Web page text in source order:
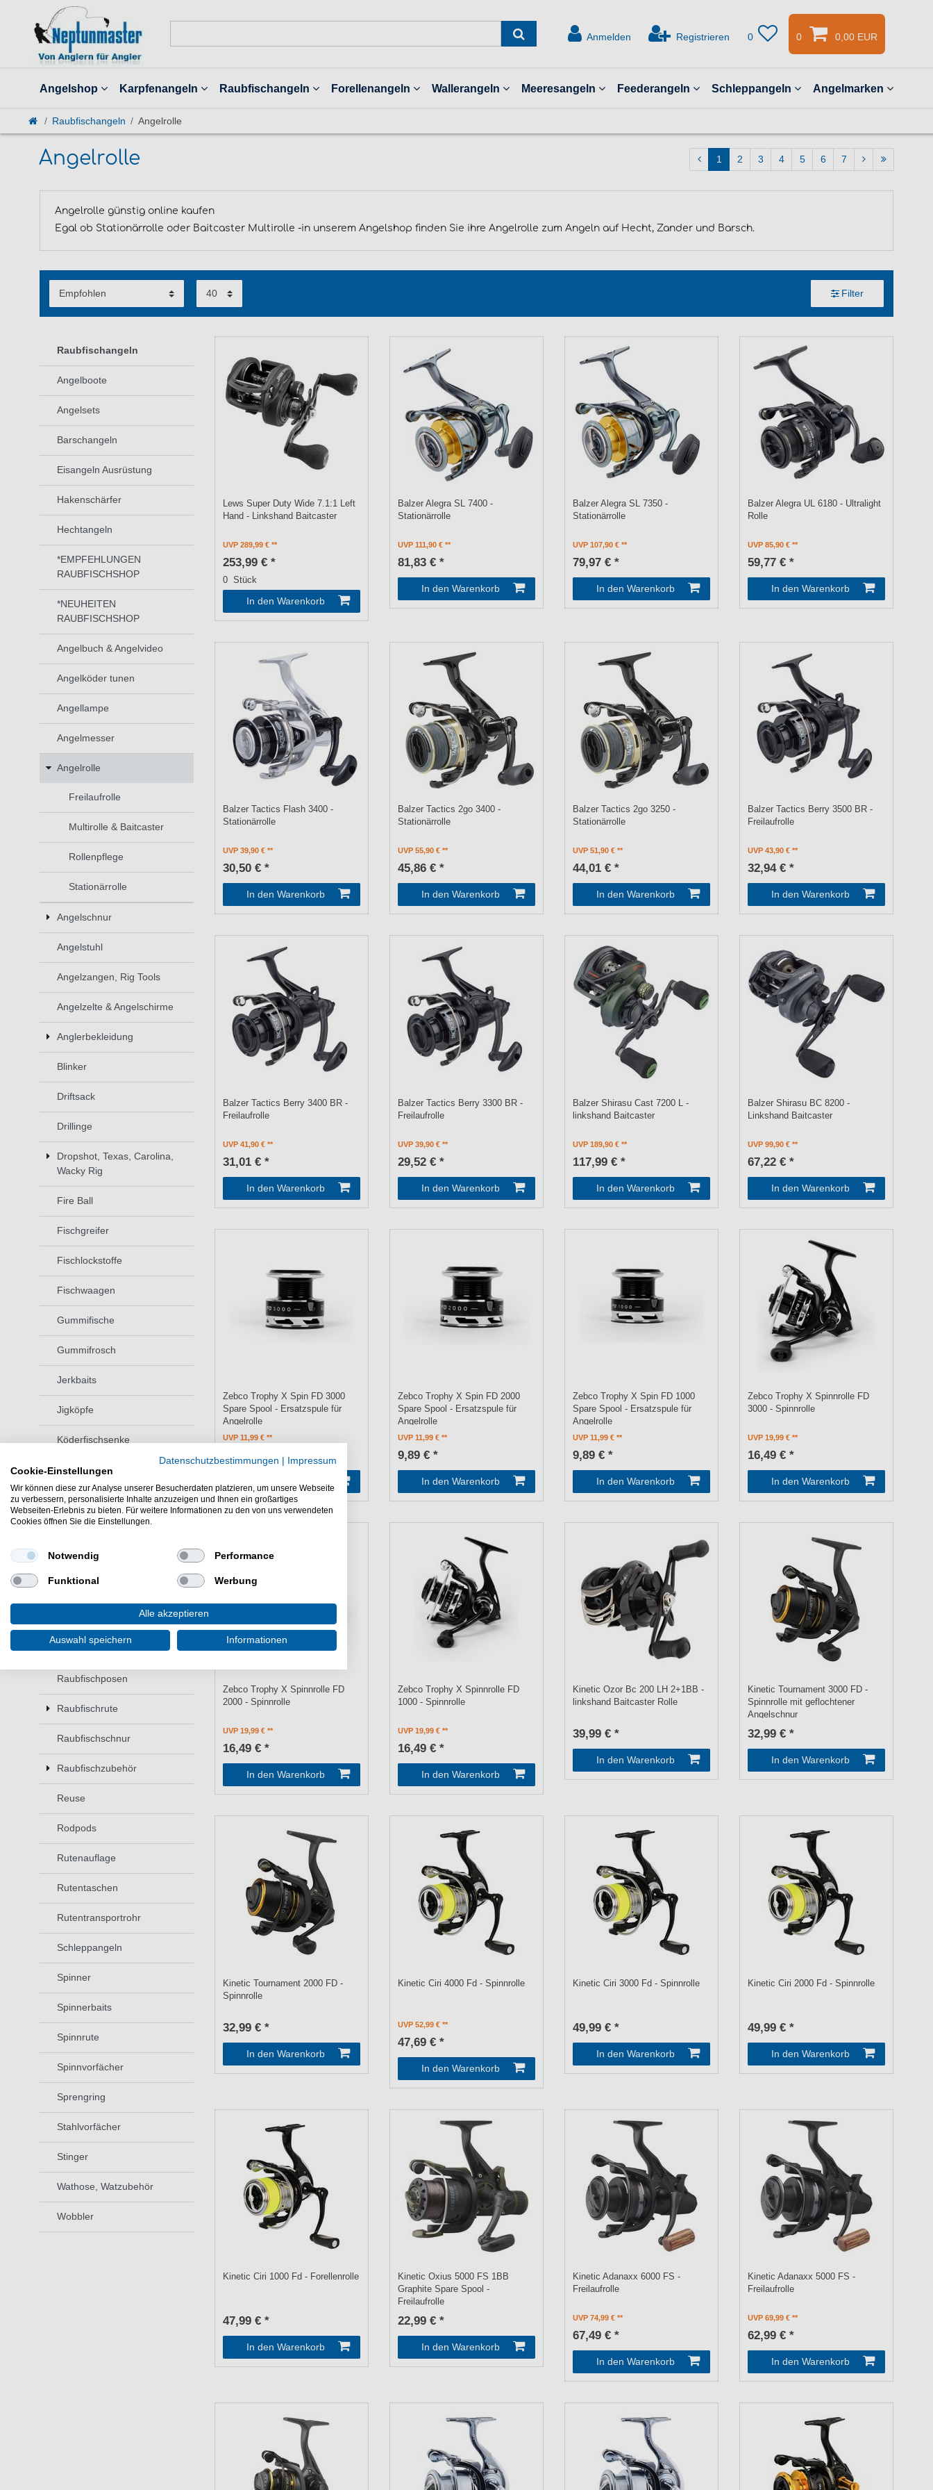
Anmelden Registrieren 0 0 0,00 EUR
Angelshop Karpfenangeln Raubfischangeln Forellenangeln Wallerangeln Meeresangeln Feederangeln Schleppangeln Angelmarken
Raubfischangeln Angelrolle
Angelrolle 1 2 3 4 5 6 7
Angelrolle günstig online kaufen
Egal ob Stationärrolle oder Baitcaster Multirolle -in unserem Angelshop finden Sie ihre Angelrolle zum Angeln auf Hecht, Zander und Barsch.
Filter
Raubfischangeln
Angelboote
Angelsets
Barschangeln
Eisangeln Ausrüstung
Hakenschärfer
Hechtangeln
*EMPFEHLUNGEN
RAUBFISCHSHOP
*NEUHEITEN
RAUBFISCHSHOP
Angelbuch & Angelvideo
Angelköder tunen
Angellampe
Angelmesser
Angelrolle
Freilaufrolle
Multirolle & Baitcaster
Rollenpflege
Stationärrolle
Angelschnur
Angelstuhl
Angelzangen, Rig Tools
Angelzelte & Angelschirme
Anglerbekleidung
Blinker
Driftsack
Drillinge
Dropshot, Texas, Carolina,
Wacky Rig
Fire Ball
Fischgreifer
Fischlockstoffe
Fischwaagen
Gummifische
Gummifrosch
Jerkbaits
Jigköpfe
Köderfischsenke
Ködernadel
Köderretter
Kunstködertasche
Raubfischkescher
Raubfischposen
Raubfischrute
Raubfischschnur
Raubfischzubehör
Reuse
Rodpods
Rutenauflage
Rutentaschen
Rutentransportrohr
Schleppangeln
Spinner
Spinnerbaits
Spinnrute
Spinnvorfächer
Sprengring
Stahlvorfächer
Stinger
Wathose, Watzubehör
Wobbler
Lews Super Duty Wide 7.1:1 Left
Hand - Linkshand Baitcaster
UVP 289,99 €
253,99 € *
0 Stück
In den Warenkorb
Balzer Alegra SL 7400 -
Stationärrolle
UVP 111,90 €
81,83 € *
In den Warenkorb
Balzer Alegra SL 7350 -
Stationärrolle
UVP 107,90 €
79,97 € *
In den Warenkorb
Balzer Alegra UL 6180 - Ultralight
Rolle
UVP 85,90 €
59,77 € *
In den Warenkorb
Balzer Tactics Flash 3400 -
Stationärrolle
UVP 39,90 €
30,50 € *
In den Warenkorb
Balzer Tactics 2go 3400 -
Stationärrolle
UVP 55,90 €
45,86 € *
In den Warenkorb
Balzer Tactics 2go 3250 -
Stationärrolle
UVP 51,90 €
44,01 € *
In den Warenkorb
Balzer Tactics Berry 3500 BR -
Freilaufrolle
UVP 43,90 €
32,94 € *
In den Warenkorb
Balzer Tactics Berry 3400 BR -
Freilaufrolle
UVP 41,90 €
31,01 € *
In den Warenkorb
Balzer Tactics Berry 3300 BR -
Freilaufrolle
UVP 39,90 €
29,52 € *
In den Warenkorb
Balzer Shirasu Cast 7200 L -
linkshand Baitcaster
UVP 189,90 €
117,99 € *
In den Warenkorb
Balzer Shirasu BC 8200 -
Linkshand Baitcaster
UVP 99,90 €
67,22 € *
In den Warenkorb
Zebco Trophy X Spin FD 3000
Spare Spool - Ersatzspule für
Angelrolle
UVP 11,99 €
9,89 € *
Zebco Trophy X Spin FD 2000
Spare Spool - Ersatzspule für
Angelrolle
UVP 11,99 €
9,89 € *
In den Warenkorb
Zebco Trophy X Spin FD 1000
Spare Spool - Ersatzspule für
Angelrolle
UVP 11,99 €
9,89 € *
In den Warenkorb
Zebco Trophy X Spinnrolle FD
3000 - Spinnrolle
UVP 19,99 €
16,49 € *
In den Warenkorb
Zebco Trophy X Spinnrolle FD
2000 - Spinnrolle
UVP 19,99 €
16,49 € *
In den Warenkorb
Zebco Trophy X Spinnrolle FD
1000 - Spinnrolle
UVP 19,99 €
16,49 € *
In den Warenkorb
Kinetic Ozor Bc 200 LH 2+1BB -
linkshand Baitcaster Rolle
39,99 € *
In den Warenkorb
Kinetic Tournament 3000 FD -
Spinnrolle mit geflochtener
Angelschnur
32,99 € *
In den Warenkorb
Kinetic Tournament 2000 FD -
Spinnrolle
32,99 € *
In den Warenkorb
Kinetic Ciri 4000 Fd - Spinnrolle
UVP 52,99 €
47,69 € *
In den Warenkorb
Kinetic Ciri 3000 Fd - Spinnrolle
49,99 € *
In den Warenkorb
Kinetic Ciri 2000 Fd - Spinnrolle
49,99 € *
In den Warenkorb
Kinetic Ciri 1000 Fd - Forellenrolle
47,99 € *
In den Warenkorb
Kinetic Oxius 5000 FS 1BB
Graphite Spare Spool -
Freilaufrolle
22,99 € *
In den Warenkorb
Kinetic Adanaxx 6000 FS -
Freilaufrolle
UVP 74,99 €
67,49 € *
In den Warenkorb
Kinetic Adanaxx 5000 FS -
Freilaufrolle
UVP 69,99 €
62,99 € *
In den Warenkorb
Datenschutzbestimmungen
Impressum
Cookie-Einstellungen
Wir können diese zur Analyse unserer Besucherdaten platzieren, um unsere Webseite
zu verbessern, personalisierte Inhalte anzuzeigen und Ihnen ein großartiges
Webseiten-Erlebnis zu bieten. Für weitere Informationen zu den von uns verwendeten
Cookies öffnen Sie die Einstellungen.
Notwendig Performance
Funktional Werbung
Alle akzeptieren
Auswahl speichern Informationen